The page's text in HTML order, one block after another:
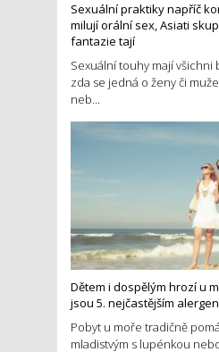
Sexuální praktiky napříč
milují orální sex, Asiati
fantazie tají
Sexuální touhy mají všichni
zda se jedná o ženy či
neb...
Dětem i dospělým hrozí u
jsou 5. nejčastějším
Pobyt u moře tradičně
mladistvým s lupénkou